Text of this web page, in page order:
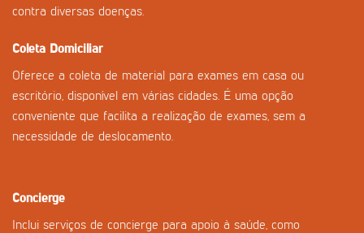
contra diversas doenças.
Coleta Domiciliar
Oferece a coleta de material para exames em casa ou
escritório, disponível em várias cidades. É uma opção
conveniente que facilita a realização de exames, sem a
necessidade de deslocamento.
Concierge
Inclui serviços de concierge para apoio à saúde, como